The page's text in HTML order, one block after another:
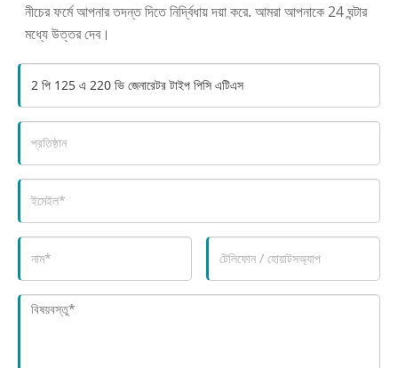
নীচের ফর্মে আপনার তদন্ত দিতে নির্দ্বিধায় দয়া করে. আমরা আপনাকে 24 ঘন্টার
মধ্যে উত্তর দেব।